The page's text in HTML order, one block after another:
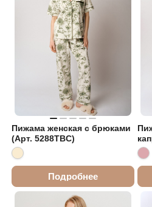
Пижама женская с брюками
(Арт. 5288TBC)
Подробнее